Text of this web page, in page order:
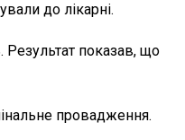
до лікарні.
Результат показав, що
провадження.